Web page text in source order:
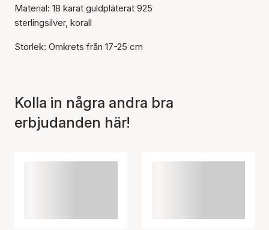
Material: 18 karat guldpläterat 925
sterlingsilver, korall
Storlek: Omkrets från 17-25 cm
Kolla in några andra bra
erbjudanden här!